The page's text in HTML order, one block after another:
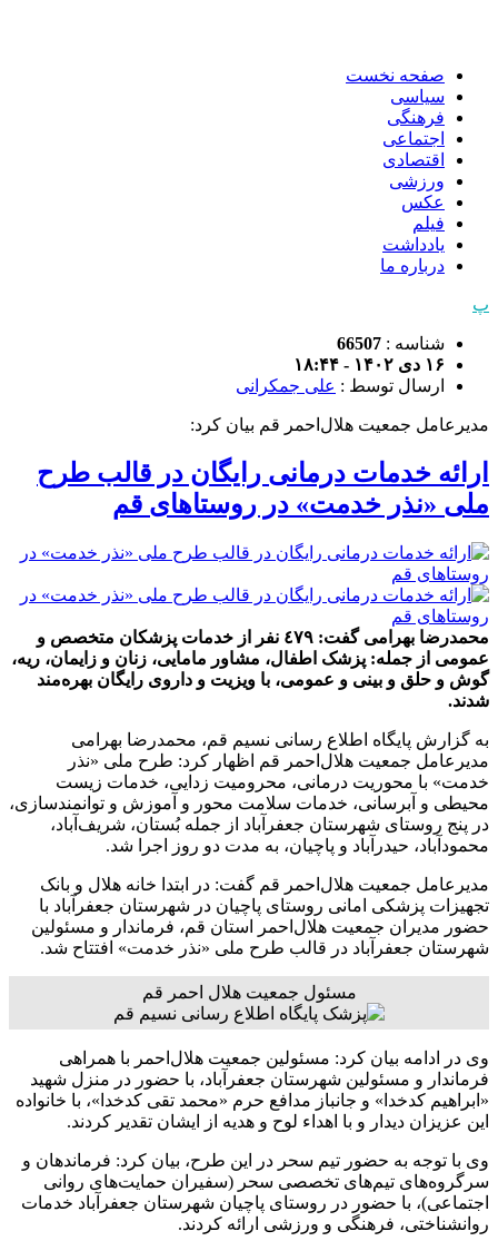
صفحه نخست
سیاسی
فرهنگی
اجتماعی
اقتصادی
ورزشی
عکس
فیلم
یادداشت
درباره ما
پ
شناسه : 66507
۱۶ دی ۱۴۰۲ - ۱۸:۴۴
ارسال توسط : علی جمکرانی
مدیرعامل جمعیت هلال‌احمر قم بیان کرد:
ارائه خدمات درمانی رایگان در قالب طرح
ملی «نذر خدمت» در روستاهای قم
محمدرضا بهرامی گفت: ٤۷۹ نفر از خدمات پزشکان متخصص و
عمومی از جمله: پزشک اطفال، مشاور مامایی، زنان و زایمان، ریه،
گوش و حلق و بینی و عمومی، با ویزیت و داروی رایگان بهره‌مند
شدند.
به گزارش پایگاه اطلاع رسانی نسیم قم، محمدرضا بهرامی
مدیرعامل جمعیت هلال‌احمر قم اظهار کرد: طرح ملی «نذر
خدمت» با محوریت درمانی، محرومیت زدایی، خدمات زیست
محیطی و آبرسانی، خدمات سلامت محور و آموزش و توانمندسازی،
در پنج روستای شهرستان جعفرآباد از جمله بُستان، شریف‌آباد،
محمودآباد، حیدرآباد و پاچیان، به مدت دو روز اجرا شد.
مدیرعامل جمعیت هلال‌احمر قم گفت: در ابتدا خانه هلال و بانک
تجهیزات پزشکی امانی روستای پاچیان در شهرستان جعفرآباد با
حضور مدیران جمعیت هلال‌احمر استان قم، فرماندار و مسئولین
شهرستان جعفرآباد در قالب طرح ملی «نذر خدمت» افتتاح شد.
مسئول جمعیت هلال احمر قم
وی در ادامه بیان کرد: مسئولین جمعیت‌ هلال‌احمر با همراهی
فرماندار و مسئولین شهرستان جعفرآباد، با حضور در منزل شهید
«ابراهیم کدخدا» و جانباز مدافع حرم «محمد تقی کدخدا»، با خانواده
این عزیزان دیدار و با اهداء لوح و هدیه از ایشان تقدیر کردند.
وی با توجه به حضور تیم سحر در این طرح، بیان کرد: فرماندهان و
سرگروه‌های تیم‌های تخصصی سحر (سفیران حمایت‌های روانی
اجتماعی‌)، با حضور در روستای پاچیان شهرستان جعفرآباد خدمات
روانشناختی، فرهنگی و ورزشی ارائه کردند.